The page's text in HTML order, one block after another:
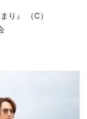
り』 （C）